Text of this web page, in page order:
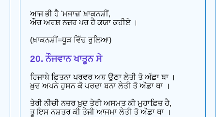
ਆਜ ਭੀ ਹੈ 'ਮਜਾਜ਼' ਖ਼ਾਕਨਸ਼ੀਂ,
ਔਰ ਅਰਸ਼ ਨਜ਼ਰ ਪਰ ਹੈ ਕਯਾ ਕਹੀਏ ।
(ਖ਼ਾਕਨਸ਼ੀਂ=ਧੂੜ ਵਿੱਚ ਰੁਲਿਆ)
20. ਨੌਜਵਾਨ ਖਾਤੂਨ ਸੇ
ਹਿਜਾਬੇ ਫ਼ਿਤਨਾ ਪਰਵਰ ਅਬ ਉਠਾ ਲੇਤੀ ਤੋ ਅੱਛਾ ਥਾ ।
ਖ਼ੁਦ ਅਪਨੇ ਹੁਸਨ ਕੋ ਪਰਦਾ ਬਨਾ ਲੇਤੀ ਤੋ ਅੱਛਾ ਥਾ ।
ਤੇਰੀ ਨੀਚੀ ਨਜ਼ਰ ਖ਼ੁਦ ਤੇਰੀ ਅਸਮਤ ਕੀ ਮੁਹਾਫ਼ਿਜ਼ ਹੈ,
ਤੂ ਇਸ ਨਸ਼ਤਰ ਕੀ ਤੇਜੀ ਆਜਮਾ ਲੇਤੀ ਤੋ ਅੱਛਾ ਥਾ ।